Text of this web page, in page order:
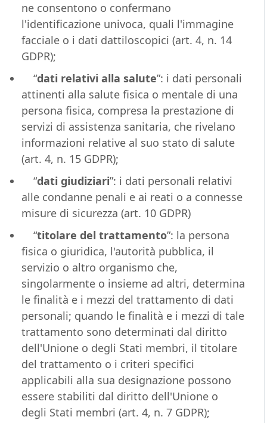
ne consentono o confermano
l'identificazione univoca, quali l'immagine
facciale o i dati dattiloscopici (art. 4, n. 14
GDPR);
“dati relativi alla salute”: i dati personali
attinenti alla salute fisica o mentale di una
persona fisica, compresa la prestazione di
servizi di assistenza sanitaria, che rivelano
informazioni relative al suo stato di salute
(art. 4, n. 15 GDPR);
“dati giudiziari”: i dati personali relativi
alle condanne penali e ai reati o a connesse
misure di sicurezza (art. 10 GDPR)
“titolare del trattamento”: la persona
fisica o giuridica, l'autorità pubblica, il
servizio o altro organismo che,
singolarmente o insieme ad altri, determina
le finalità e i mezzi del trattamento di dati
personali; quando le finalità e i mezzi di tale
trattamento sono determinati dal diritto
dell'Unione o degli Stati membri, il titolare
del trattamento o i criteri specifici
applicabili alla sua designazione possono
essere stabiliti dal diritto dell'Unione o
degli Stati membri (art. 4, n. 7 GDPR);